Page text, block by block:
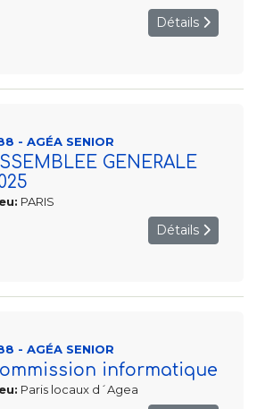
Détails
- AGÉA SENIOR
GENERALE
PARIS
Détails
- AGÉA SENIOR
informatique
Paris locaux d´Agea